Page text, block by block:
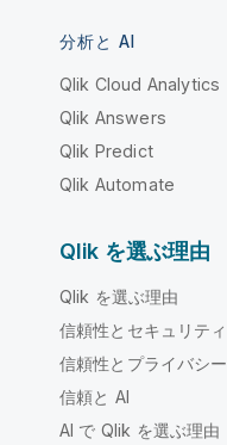
分析と AI
Qlik Cloud Analytics
Qlik Answers
Qlik Predict
Qlik Automate
Qlik を選ぶ理由
Qlik を選ぶ理由
信頼性とセキュリティ
信頼性とプライバシー
信頼と AI
AI で Qlik を選ぶ理由